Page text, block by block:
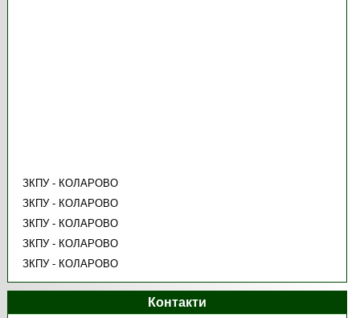
ЗКПУ - КОЛАРОВО
ЗКПУ - КОЛАРОВО
ЗКПУ - КОЛАРОВО
ЗКПУ - КОЛАРОВО
ЗКПУ - КОЛАРОВО
Контакти